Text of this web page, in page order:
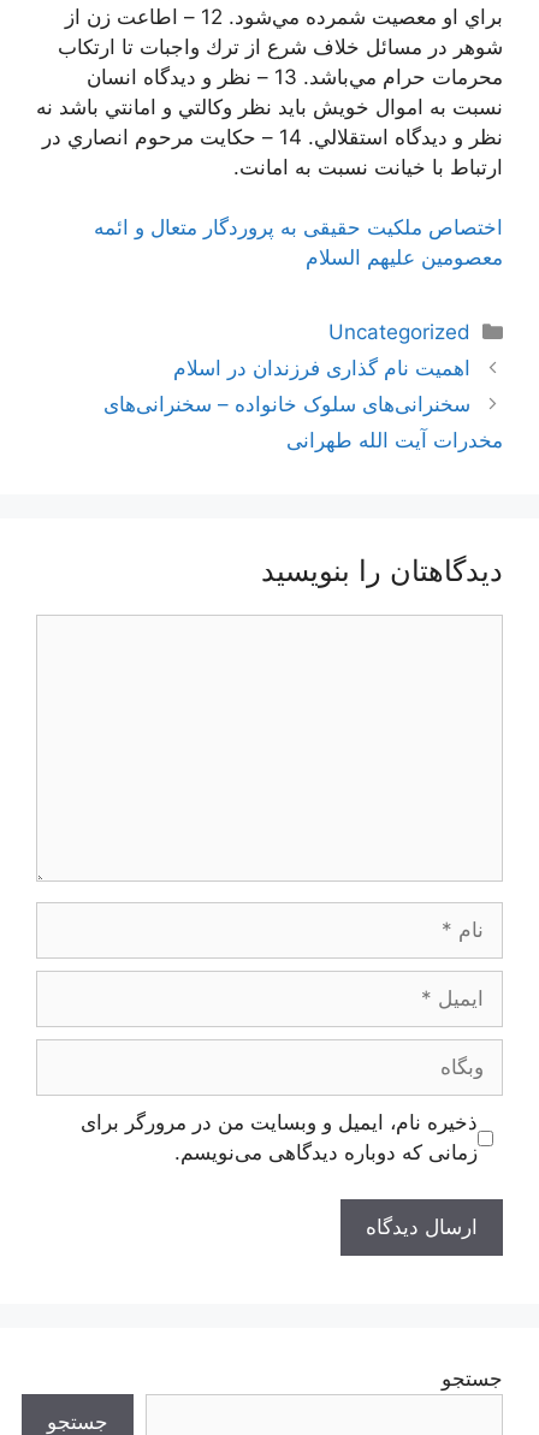
براي او معصیت شمرده مي‌شود. 12 – اطاعت زن از
شوهر در مسائل خلاف شرع از ترك واجبات تا ارتكاب
محرمات حرام مي‌باشد. 13 – نظر و ديدگاه انسان
نسبت به اموال خويش بايد نظر وكالتي و امانتي باشد نه
نظر و ديدگاه استقلالي. 14 – حكايت مرحوم انصاري در
ارتباط با خيانت نسبت به امانت.
اختصاص ملكیت حقیقى به پروردگار متعال و ائمه
معصومین علیهم السلام‏
دسته‌ها
Uncategorized
ناوبری
نوشته‌ها
اهمیت نام ‌گذارى فرزندان در اسلام
سخنرانی‌های سلوک خانواده – سخنرانی‌های
مخدرات آیت الله طهرانی
دیدگاهتان را بنویسید
ایمیل
وبگاه
ذخیره نام، ایمیل و وبسایت من در مرورگر برای
زمانی که دوباره دیدگاهی می‌نویسم.
جستجو
جستجو